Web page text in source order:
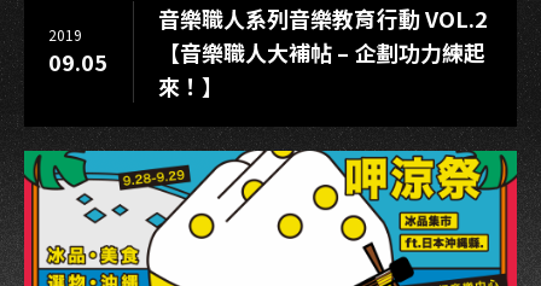
2019
09.05
音樂職人系列音樂教育行動 VOL.2
【音樂職人大補帖 – 企劃功力練起
來！】